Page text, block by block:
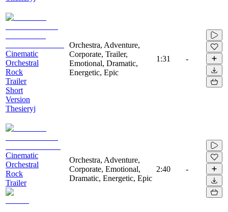
Cinematic
Orchestral
Rock
Trailer
Short
Version
Thesieryj
Orchestra, Adventure,
Corporate, Trailer,
Emotional, Dramatic,
Energetic, Epic
1:31 -
Cinematic
Orchestral
Rock
Trailer
Orchestra, Adventure,
Corporate, Emotional,
Dramatic, Energetic, Epic
2:40 -